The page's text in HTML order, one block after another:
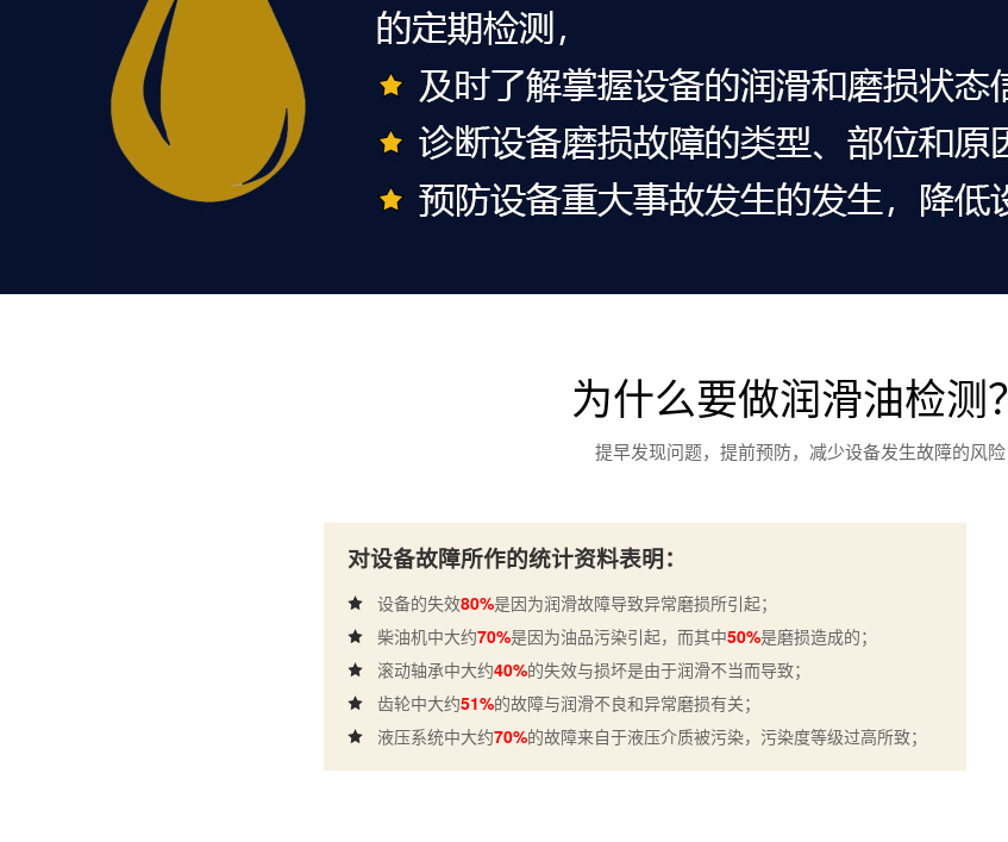
为什么要做润滑油检测？
提早发现问题，提前预防，减少设备发生故障的风险
对设备故障所作的统计资料表明：
设备的失效80%是因为润滑故障导致异常磨损所引起；
柴油机中大约70%是因为油品污染引起，而其中50%是磨损造成的；
滚动轴承中大约40%的失效与损坏是由于润滑不当而导致；
齿轮中大约51%的故障与润滑不良和异常磨损有关；
液压系统中大约70%的故障来自于液压介质被污染，污染度等级过高所致；